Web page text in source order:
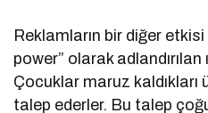
Reklamların bir diğer
power” olarak adlandırılan
Çocuklar maruz kaldıkları
talep ederler. Bu talep